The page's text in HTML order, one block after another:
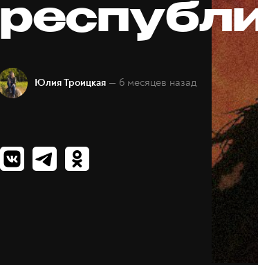
Юлия Троицкая — 6 месяцев назад